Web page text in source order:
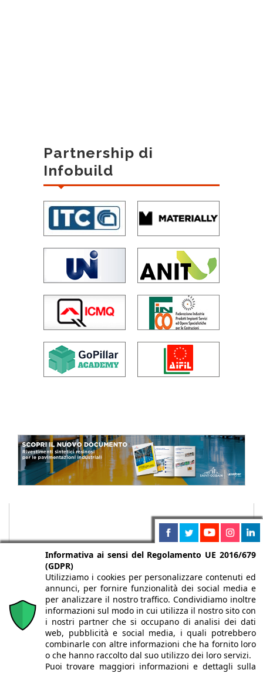
Partnership di
Infobuild
Chi siamo Autori Per la tua pubblicità
Iscriviti alla
newsletter
Informativa ai sensi del Regolamento UE 2016/679
(GDPR)
Utilizziamo i cookies per personalizzare contenuti ed
annunci, per fornire funzionalità dei social media e
per analizzare il nostro traffico. Condividiamo inoltre
informazioni sul modo in cui utilizza il nostro sito con
i nostri partner che si occupano di analisi dei dati
web, pubblicità e social media, i quali potrebbero
combinarle con altre informazioni che ha fornito loro
o che hanno raccolto dal suo utilizzo dei loro servizi.
Puoi trovare maggiori informazioni e dettagli sulla